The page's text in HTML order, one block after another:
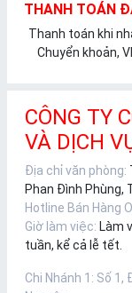
THANH TOÁN
Thanh toán khi
Chuyển khoản,
CÔNG TY
VÀ DỊCH
Địa chỉ văn phòng:
Phan Đình Phùng,
Hotline Bán Hàng
Giờ làm việc: Làm
tuần, kể cả lễ tết.
Chi Nhánh 1 : Số 1,